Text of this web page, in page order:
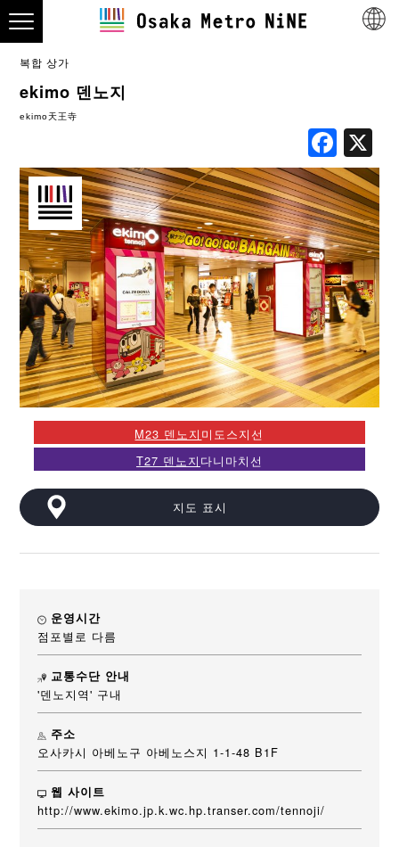
복합 상가
ekimo 덴노지
ekimo天王寺
M23 덴노지 미도스지선
T27 덴노지 다니마치선
지도 표시
운영시간
점포별로 다름
교통수단 안내
'덴노지역' 구내
주소
오사카시 아베노구 아베노스지 1-1-48 B1F
웹 사이트
http://www.ekimo.jp.k.wc.hp.transer.com/tennoji/